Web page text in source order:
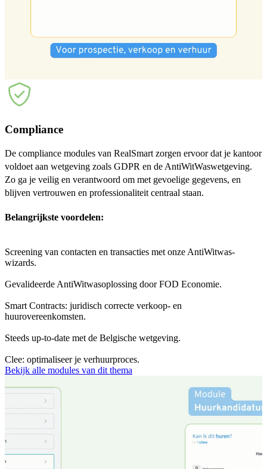
Compliance
De compliance modules van RealSmart zorgen ervoor dat je kantoor
voldoet aan wetgeving zoals GDPR en de AntiWitWaswetgeving.
Zo ga je veilig en verantwoord om met gevoelige gegevens, en
blijven vertrouwen en professionaliteit centraal staan.
Belangrijkste voordelen:
Screening van contacten en transacties met onze AntiWitwas-
wizards.
Gevalideerde AntiWitwasoplossing door FOD Economie.
Smart Contracts: juridisch correcte verkoop- en
huurovereenkomsten.
Steeds up-to-date met de Belgische wetgeving.
Clee: optimaliseer je verhuurproces.
Bekijk alle modules van dit thema